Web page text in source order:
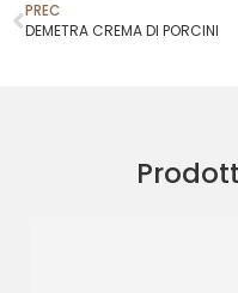
PREC
DEMETRA CREMA DI PORCINI